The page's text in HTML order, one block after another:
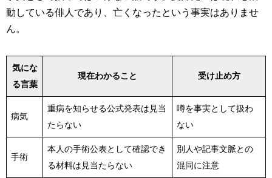
動している俳人であり、亡くなったという事実はありませ
ん。
気にな
る言葉
現在わかること 受け止め方
病気
重病を知らせる公式発表は見当
たらない
噂を事実として扱わ
ない
手術
本人の手術公表として確認でき
る材料は見当たらない
別人や記事文脈との
混同に注意